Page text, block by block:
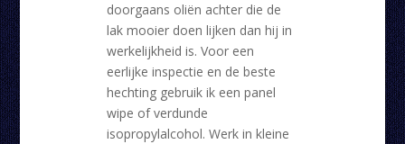
doorgaans oliën achter die de
lak mooier doen lijken dan hij in
werkelijkheid is. Voor een
eerlijke inspectie en de beste
hechting gebruik ik een panel
wipe of verdunde
isopropylalcohol. Werk in kleine